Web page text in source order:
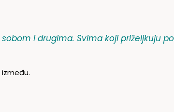
i drugima. Svima koji priželjkuju